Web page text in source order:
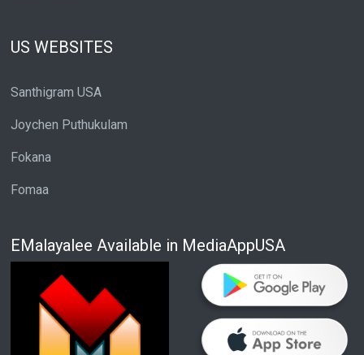
US WEBSITES
Santhigram USA
Joychen Puthukulam
Fokana
Fomaa
EMalayalee Available in MediaAppUSA